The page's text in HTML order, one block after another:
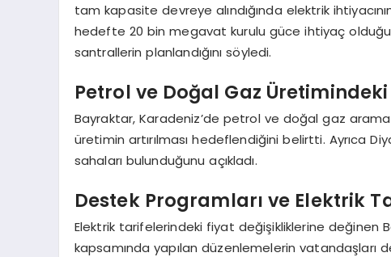
tam kapasite devreye alındığında elektrik
hedefte 20 bin megavat kurulu güce ihtiyaç
santrallerin planlandığını söyledi.
Petrol ve Doğal Gaz
Bayraktar, Karadeniz’de petrol ve doğal gaz
üretimin artırılması hedeflendiğini belirtti. Ayrıca
sahaları bulunduğunu açıkladı.
Destek Programları ve Elektrik
Elektrik tarifelerindeki fiyat değişikliklerine değinen
kapsamında yapılan düzenlemelerin